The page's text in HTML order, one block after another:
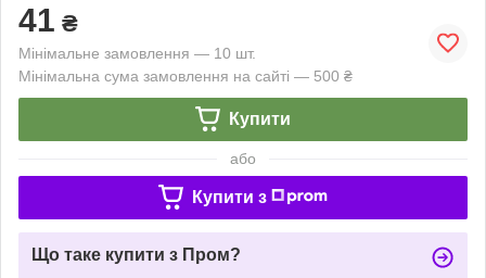
41 ₴
Мінімальне замовлення — 10 шт.
Мінімальна сума замовлення на сайті — 500 ₴
Купити
або
Купити з
Що таке купити з Пром?